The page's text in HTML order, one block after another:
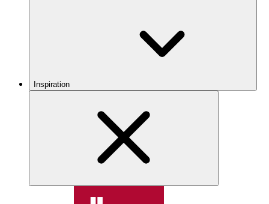
Inspiration